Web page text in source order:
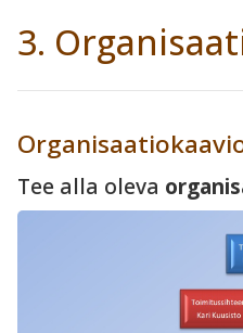
3.
Tee alla oleva